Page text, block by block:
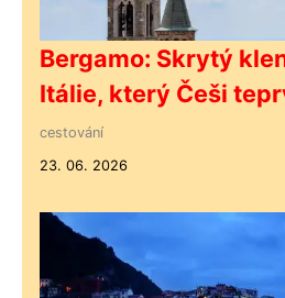
Bergamo: Skrytý
Itálie, který Češi
cestování
23. 06. 2026